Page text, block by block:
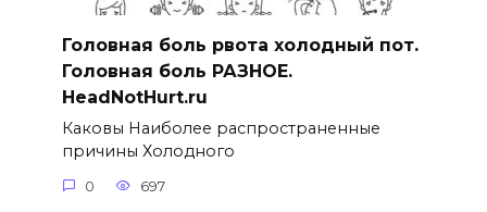
Головная боль рвота холодный пот.
Головная боль РАЗНОЕ.
HeadNotHurt.ru
Каковы Наиболее распространенные
причины Холодного
0 697